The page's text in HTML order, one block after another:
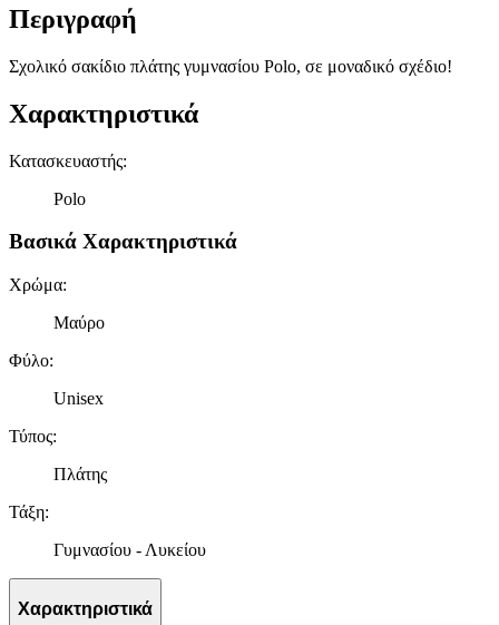
Περιγραφή
Σχολικό σακίδιο πλάτης γυμνασίου Polo, σε μοναδικό σχέδιο!
Χαρακτηριστικά
Κατασκευαστής:
Polo
Βασικά Χαρακτηριστικά
Χρώμα:
Μαύρο
Φύλο:
Unisex
Τύπος:
Πλάτης
Τάξη:
Γυμνασίου - Λυκείου
Χαρακτηριστικά